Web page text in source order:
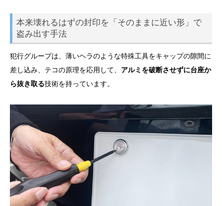
本来壊れるはずの封印を「そのままに近い形」で
盗み出す手法
犯行グループは、薄いヘラのような特殊工具をキャップの隙間に
差し込み、テコの原理を応用して、 アルミを破断させずに台座か
ら抜き取る技術を持っています。